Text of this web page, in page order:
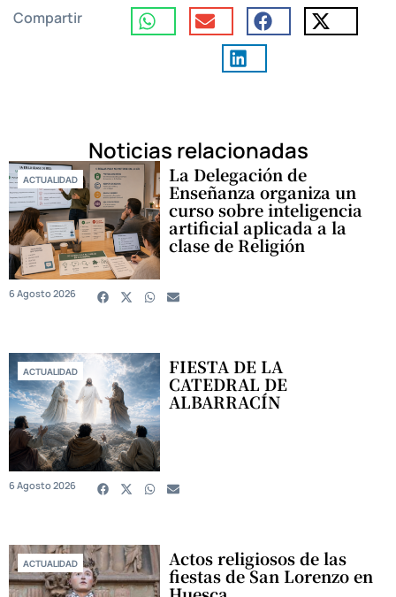
Compartir
Noticias relacionadas
ACTUALIDAD La Delegación de
Enseñanza organiza un
curso sobre inteligencia
artificial aplicada a la
clase de Religión
6 Agosto 2026
ACTUALIDAD FIESTA DE LA
CATEDRAL DE
ALBARRACÍN
6 Agosto 2026
ACTUALIDAD Actos religiosos de las
fiestas de San Lorenzo en